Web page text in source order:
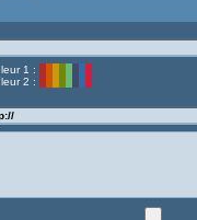
1 :
2 :